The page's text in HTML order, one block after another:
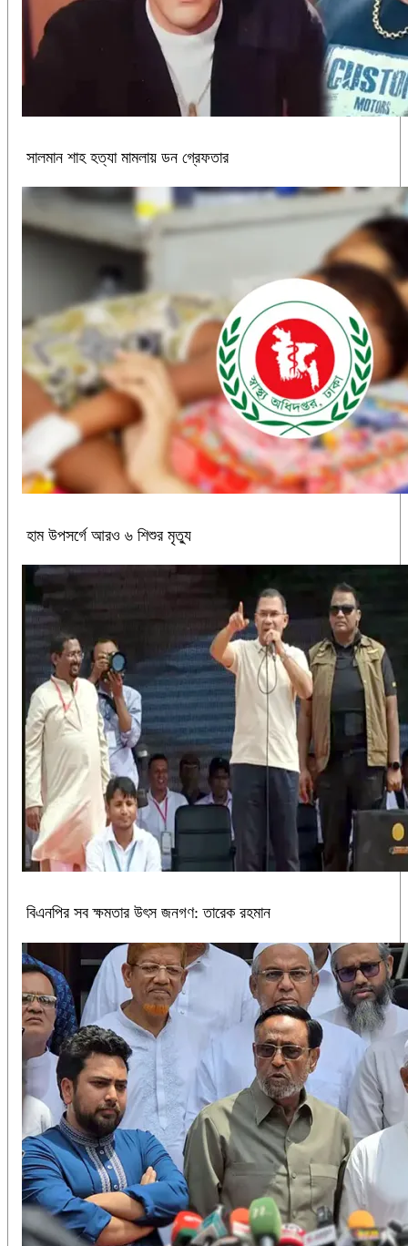
সালমান শাহ হত্যা মামলায় ডন গ্রেফতার
হাম উপসর্গে আরও ৬ শিশুর মৃত্যু
বিএনপির সব ক্ষমতার উৎস জনগণ: তারেক রহমান